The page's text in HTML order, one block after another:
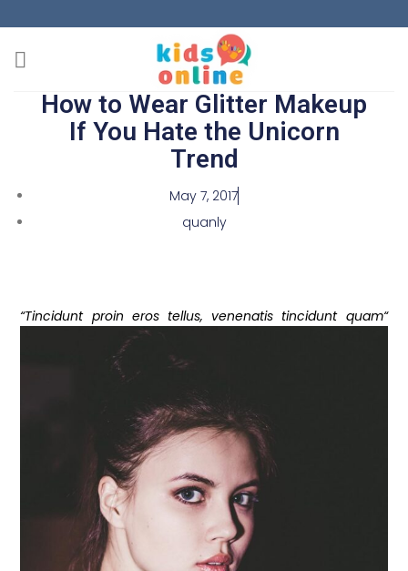
How to Wear Glitter Makeup
If You Hate the Unicorn
Trend
May 7, 2017
quanly
“Tincidunt proin eros tellus, venenatis tincidunt quam“